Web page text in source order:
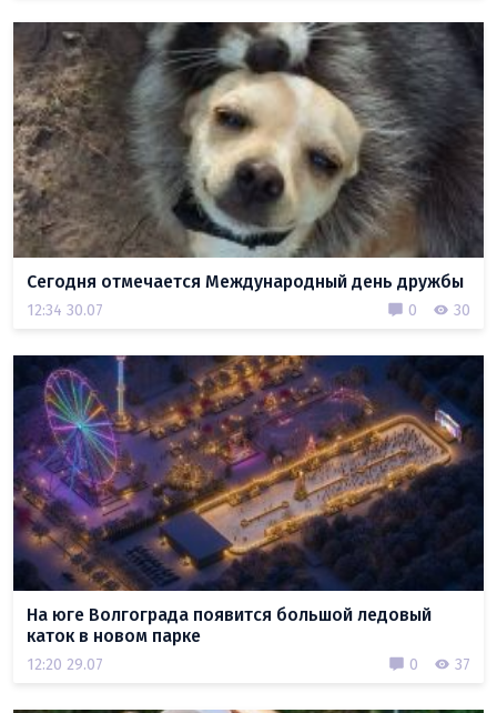
Сегодня отмечается Международный день дружбы
12:34 30.07 0 30
На юге Волгограда появится большой ледовый
каток в новом парке
12:20 29.07 0 37